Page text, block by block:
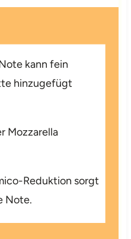
kann fein
hinzugefügt
Mozzarella
Reduktion sorgt
Note.